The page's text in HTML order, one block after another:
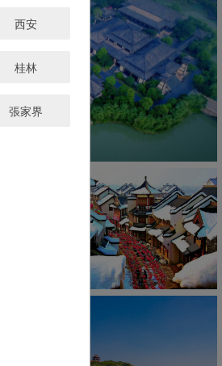
西安
桂林
張家界